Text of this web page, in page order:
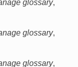
glossary,
glossary,
glossary,